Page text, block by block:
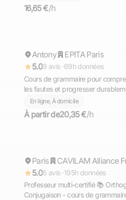
16,65 €/h
Répond rapidement
Antony
EPITA Paris
5.09 avis ·69h données
Cours de grammaire pour
les fautes et progresser
En ligne, À domicile
À partir de20,35 €/h
Répond rapidement
Paris
CAVILAM Alliance
5.06 avis ·195h données
Professeur multi-certifié 📚
Conjugaison - cours de